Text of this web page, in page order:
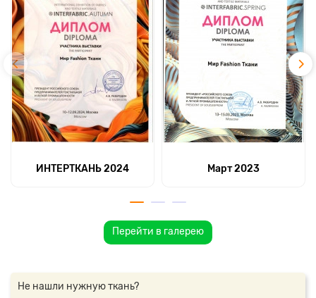
ИНТЕРТКАНЬ 2024 Март 2023
Перейти в галерею
Не нашли нужную ткань?